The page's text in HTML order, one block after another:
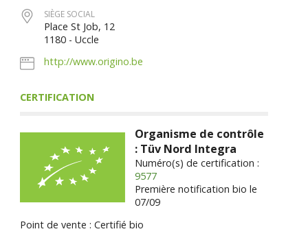
SIÈGE SOCIAL
Place St Job, 12
1180 - Uccle
http://www.origino.be
CERTIFICATION
Organisme de contrôle
: Tüv Nord Integra
Numéro(s) de certification :
9577
Première notification bio le
07/09
Point de vente : Certifié bio